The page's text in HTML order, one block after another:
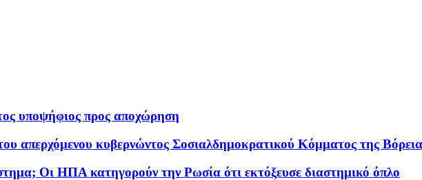
υποψήφιος προς αποχώρηση
απερχόμενου κυβερνώντος Σοσιαλδημοκρατικού Κόμματος της
Οι ΗΠΑ κατηγορούν την Ρωσία ότι εκτόξευσε διαστημικό όπλο